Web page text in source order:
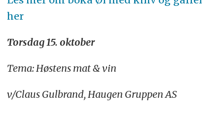
her
Torsdag 15. oktober
Tema: Høstens mat & vin
v/Claus Gulbrand, Haugen Gruppen AS